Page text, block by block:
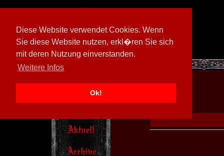
Diese Website verwendet Cookies. Wenn
Sie diese Website nutzen, erkl�ren Sie sich
mit deren Nutzung einverstanden.
Weitere Infos
Ok!
[ 602026/M3]